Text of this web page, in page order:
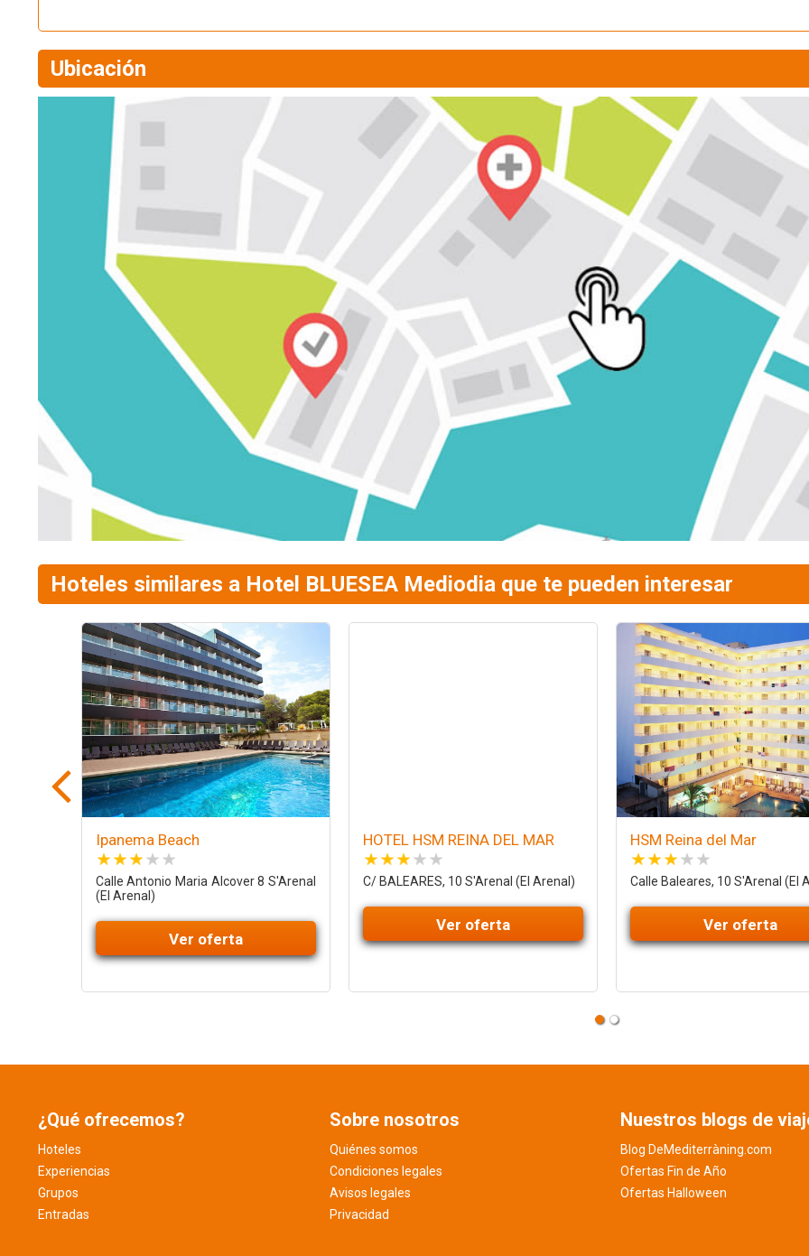
Ubicación
Hoteles similares a Hotel BLUESEA Mediodia que te pueden interesar
Ipanema Beach
Calle Antonio Maria Alcover 8 S'Arenal
(El Arenal)
Ver oferta
HOTEL HSM REINA DEL MAR
C/ BALEARES, 10 S'Arenal (El Arenal)
Ver oferta
HSM Reina del Mar
Calle Baleares, 10 S'Arenal (El
Ver oferta
¿Qué ofrecemos?
Hoteles
Experiencias
Grupos
Entradas
Sobre nosotros
Quiénes somos
Condiciones legales
Avisos legales
Privacidad
Nuestros blogs de
Blog DeMediterràning.com
Ofertas Fin de Año
Ofertas Halloween